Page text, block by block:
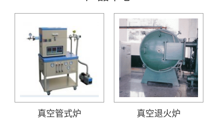
真空管式炉 真空退火炉